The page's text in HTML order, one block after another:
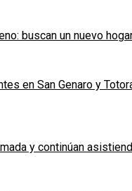
buscan un nuevo
en San Genaro y
y continúan